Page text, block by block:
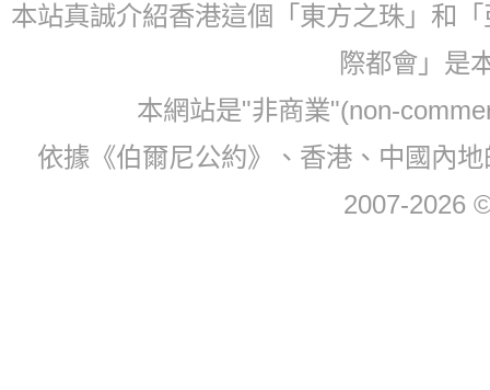
本站真誠介紹香港這個「東方之珠」和
際都會」是
本網站是"非商業"(non-
依據《伯爾尼公約》、香港、中國內
2007-2026